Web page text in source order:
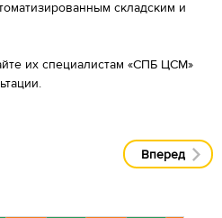
складским и
их специалистам «СПБ ЦСМ»
Вперед